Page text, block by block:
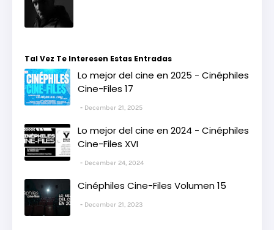
Tal Vez Te Interesen Estas Entradas
Lo mejor del cine en 2025 - Cinéphiles
Cine-Files 17
December 21, 2025
Lo mejor del cine en 2024 - Cinéphiles
Cine-Files XVI
December 24, 2024
Cinéphiles Cine-Files Volumen 15
December 21, 2023